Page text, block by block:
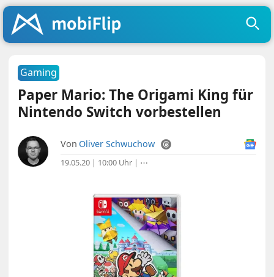
Gaming
Paper Mario: The Origami King für
Nintendo Switch vorbestellen
Von Oliver Schwuchow
19.05.20 | 10:00 Uhr | ⋯